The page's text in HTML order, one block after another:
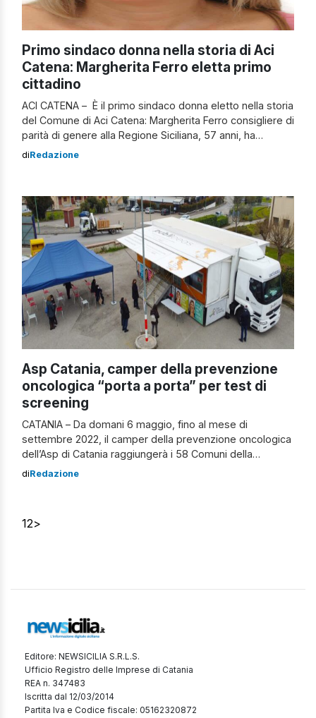
Primo sindaco donna nella storia di Aci
Catena: Margherita Ferro eletta primo
cittadino
ACI CATENA – È il primo sindaco donna eletto nella storia
del Comune di Aci Catena: Margherita Ferro consigliere di
parità di genere alla Regione Siciliana, 57 anni, ha
sbaragliato gli avversari conquistando la fascia tricolore
nostri microfoni, […]
diRedazione
Asp Catania, camper della prevenzione
oncologica “porta a porta” per test di
screening
CATANIA – Da domani 6 maggio, fino al mese di
settembre 2022, il camper della prevenzione oncologica
dell’Asp di Catania raggiungerà i 58 Comuni della
provincia di Catania per eseguire test di screening “door
diRedazione
12>
Editore: NEWSICILIA S.R.L.S.
Ufficio Registro delle Imprese di Catania
REA n. 347483
Iscritta dal 12/03/2014
Partita Iva e Codice fiscale: 05162320872